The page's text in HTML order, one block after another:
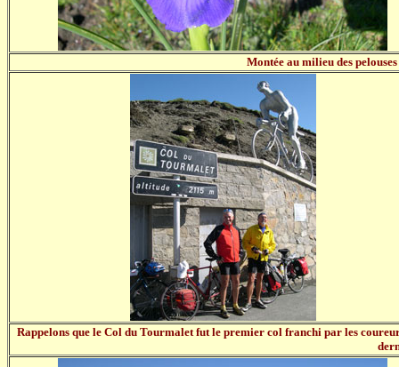
Montée au milieu des
Rappelons que le Col du Tourmalet fut le premier col franchi par les